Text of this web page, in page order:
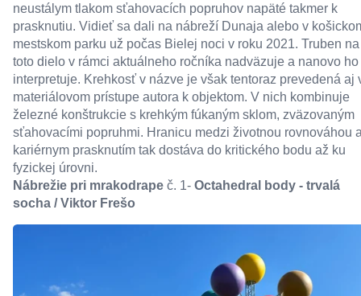
neustálym tlakom sťahovacích popruhov napäté takmer k
prasknutiu. Vidieť sa dali na nábreží Dunaja alebo v
mestskom parku už počas Bielej noci v roku 2021. Truben na
toto dielo v rámci aktuálneho ročníka nadväzuje a nanovo ho
interpretuje. Krehkosť v názve je však tentoraz prevedená aj
materiálovom prístupe autora k objektom. V nich kombinuje
železné konštrukcie s krehkým fúkaným sklom, zväzovaným
sťahovacími popruhmi. Hranicu medzi životnou rovnováhou
kariérnym prasknutím tak dostáva do kritického bodu až ku
fyzickej úrovni.
Nábrežie pri mrakodrape č. 1- Octahedral body - trvalá
socha / Viktor Frešo